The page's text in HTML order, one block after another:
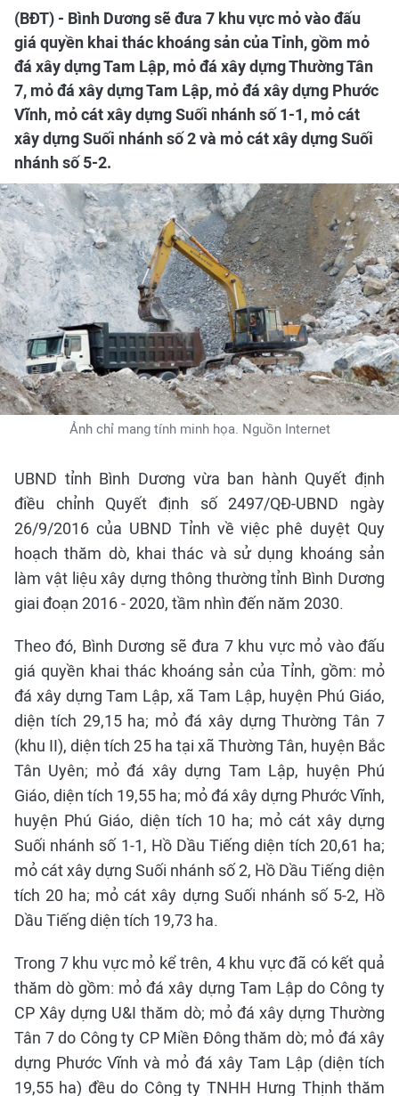
(BĐT) - Bình Dương sẽ đưa 7 khu vực mỏ vào đấu
giá quyền khai thác khoáng sản của Tỉnh, gồm mỏ
đá xây dựng Tam Lập, mỏ đá xây dựng Thường Tân
7, mỏ đá xây dựng Tam Lập, mỏ đá xây dựng Phước
Vĩnh, mỏ cát xây dựng Suối nhánh số 1-1, mỏ cát
xây dựng Suối nhánh số 2 và mỏ cát xây dựng Suối
nhánh số 5-2.
Ảnh chỉ mang tính minh họa. Nguồn Internet
UBND tỉnh Bình Dương vừa ban hành Quyết định
điều chỉnh Quyết định số 2497/QĐ-UBND ngày
26/9/2016 của UBND Tỉnh về việc phê duyệt Quy
hoạch thăm dò, khai thác và sử dụng khoáng sản
làm vật liệu xây dựng thông thường tỉnh Bình Dương
giai đoạn 2016 - 2020, tầm nhìn đến năm 2030.
Theo đó, Bình Dương sẽ đưa 7 khu vực mỏ vào đấu
giá quyền khai thác khoáng sản của Tỉnh, gồm: mỏ
đá xây dựng Tam Lập, xã Tam Lập, huyện Phú Giáo,
diện tích 29,15 ha; mỏ đá xây dựng Thường Tân 7
(khu II), diện tích 25 ha tại xã Thường Tân, huyện Bắc
Tân Uyên; mỏ đá xây dựng Tam Lập, huyện Phú
Giáo, diện tích 19,55 ha; mỏ đá xây dựng Phước Vĩnh,
huyện Phú Giáo, diện tích 10 ha; mỏ cát xây dựng
Suối nhánh số 1-1, Hồ Dầu Tiếng diện tích 20,61 ha;
mỏ cát xây dựng Suối nhánh số 2, Hồ Dầu Tiếng diện
tích 20 ha; mỏ cát xây dựng Suối nhánh số 5-2, Hồ
Dầu Tiếng diện tích 19,73 ha.
Trong 7 khu vực mỏ kể trên, 4 khu vực đã có kết quả
thăm dò gồm: mỏ đá xây dựng Tam Lập do Công ty
CP Xây dựng U&I thăm dò; mỏ đá xây dựng Thường
Tân 7 do Công ty CP Miền Đông thăm dò; mỏ đá xây
dựng Phước Vĩnh và mỏ đá xây Tam Lập (diện tích
19,55 ha) đều do Công ty TNHH Hưng Thịnh thăm